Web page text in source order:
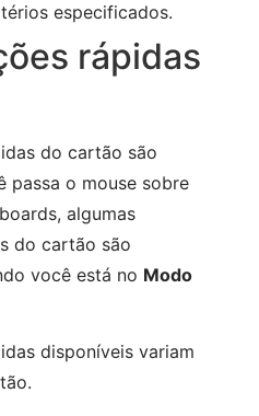
especificados.
rápidas
do cartão são
passa o mouse sobre
algumas
do cartão são
você está no Modo
disponíveis variam